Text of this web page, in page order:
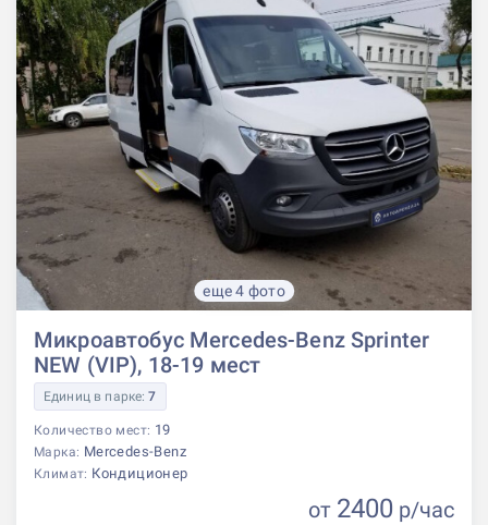
еще 4 фото
Микроавтобус Mercedes-Benz Sprinter
NEW (VIP), 18-19 мест
Единиц в парке:7
Количество мест: 19
Марка: Mercedes-Benz
Климат: Кондиционер
от 2400 р/час